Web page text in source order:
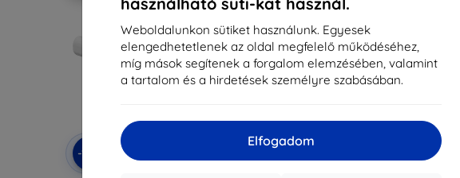
Weboldalunkon sütiket használunk. Egyesek
elengedhetetlenek az oldal megfelelő működéséhez,
míg mások segítenek a forgalom elemzésében, valamint
a tartalom és a hirdetések személyre szabásában.
Elfogadom
-10%
Kedvezmény
kuponnal
-10%
Kedvezmény
kuponnal
-5%